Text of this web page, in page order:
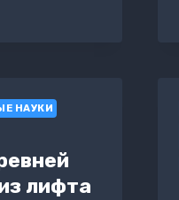
НАУКИ
лифта